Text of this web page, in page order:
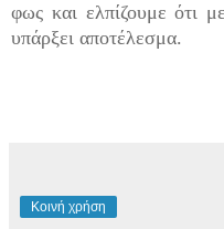
φως και ελπίζουμε ότι
υπάρξει αποτέλεσμα.
Κοινή χρήση